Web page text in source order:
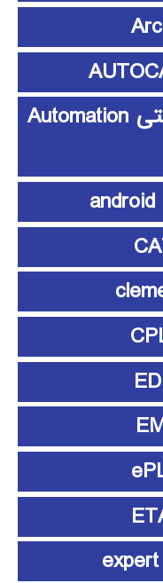
آموزش اتوماسیون صنعتی Automation